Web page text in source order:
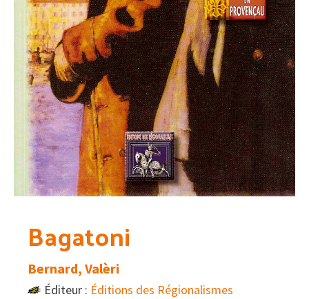
Bagatoni
Bernard, Valèri
Éditeur : Éditions des Régionalismes